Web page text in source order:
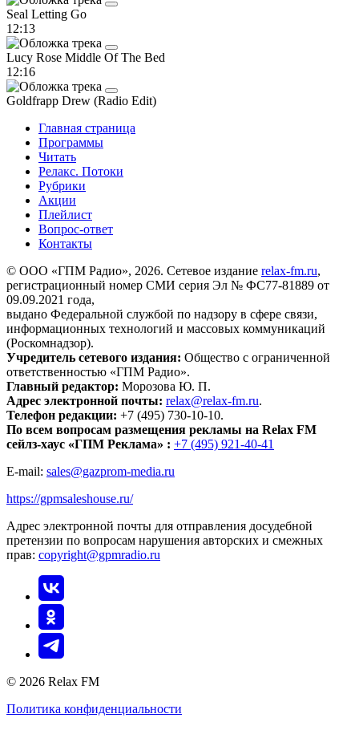
Seal Letting Go
12:13
Lucy Rose Middle Of The Bed
12:16
Goldfrapp Drew (Radio Edit)
Главная страница
Программы
Читать
Релакс. Потоки
Рубрики
Акции
Плейлист
Вопрос-ответ
Контакты
© ООО «ГПМ Радио», 2026. Сетевое издание relax-fm.ru,
регистрационный номер СМИ серия Эл № ФС77-81889 от
09.09.2021 года,
выдано Федеральной службой по надзору в сфере связи,
информационных технологий и массовых коммуникаций
(Роскомнадзор).
Учредитель сетевого издания: Общество с ограниченной
ответственностью «ГПМ Радио».
Главный редактор: Морозова Ю. П.
Адрес электронной почты: relax@relax-fm.ru.
Телефон редакции: +7 (495) 730-10-10.
По всем вопросам размещения рекламы на Relax FM
сейлз-хаус «ГПМ Реклама» : +7 (495) 921-40-41
E-mail: sales@gazprom-media.ru
https://gpmsaleshouse.ru/
Адрес электронной почты для отправления досудебной
претензии по вопросам нарушения авторских и смежных
прав: copyright@gpmradio.ru
© 2026 Relax FM
Политика конфиденциальности